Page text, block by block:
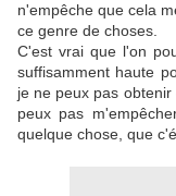
n'empêche que cela
ce genre de choses.
C'est vrai que l'on
suffisamment haute
je ne peux pas
peux pas
quelque chose, que